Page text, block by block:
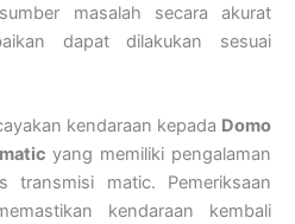
masalah secara akurat
dapat dilakukan sesuai
kendaraan kepada Domo
yang memiliki pengalaman
transmisi matic. Pemeriksaan
kendaraan kembali